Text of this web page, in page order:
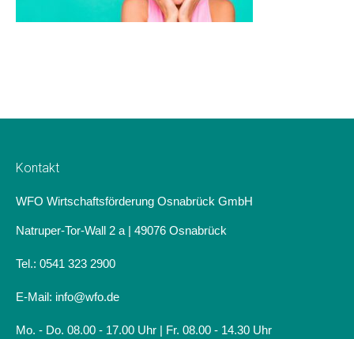
Kontakt
WFO Wirtschaftsförderung Osnabrück GmbH
Natruper-Tor-Wall 2 a | 49076 Osnabrück
Tel.: 0541 323 2900
E-Mail: info@wfo.de
Mo. - Do. 08.00 - 17.00 Uhr | Fr. 08.00 - 14.30 Uhr